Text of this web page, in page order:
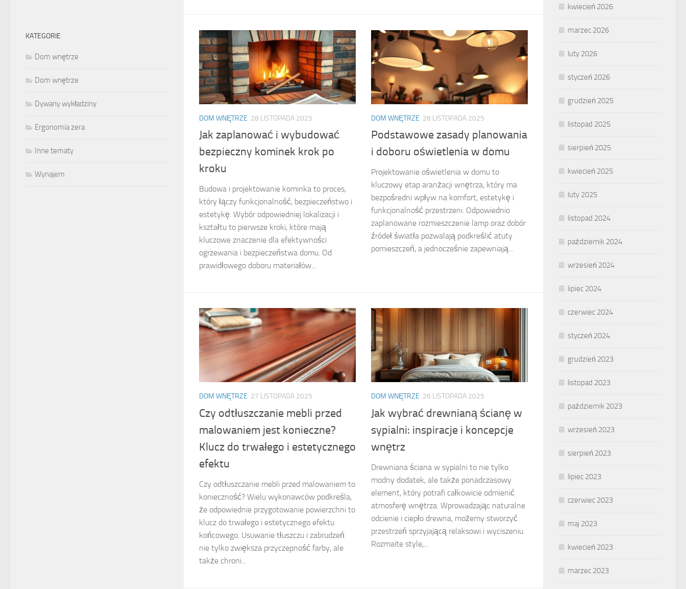
DOM WNĘTRZE 28 LISTOPADA 2025
Jak zaplanować i wybudować
bezpieczny kominek krok po
kroku
Budowa i projektowanie kominka to proces,
który łączy funkcjonalność, bezpieczeństwo i
estetykę. Wybór odpowiedniej lokalizacji i
kształtu to pierwsze kroki, które mają
kluczowe znaczenie dla efektywności
ogrzewania i bezpieczeństwa domu. Od
prawidłowego doboru materiałów...
DOM WNĘTRZE 28 LISTOPADA 2025
Podstawowe zasady planowania
i doboru oświetlenia w domu
Projektowanie oświetlenia w domu to
kluczowy etap aranżacji wnętrza, który ma
bezpośredni wpływ na komfort, estetykę i
funkcjonalność przestrzeni. Odpowiednio
zaplanowane rozmieszczenie lamp oraz dobór
źródeł światła pozwalają podkreślić atuty
pomieszczeń, a jednocześnie zapewniają...
DOM WNĘTRZE 27 LISTOPADA 2025
Czy odtłuszczanie mebli przed
malowaniem jest konieczne?
Klucz do trwałego i estetycznego
efektu
Czy odtłuszczanie mebli przed malowaniem to
konieczność? Wielu wykonawców podkreśla,
że odpowiednie przygotowanie powierzchni to
klucz do trwałego i estetycznego efektu
końcowego. Usuwanie tłuszczu i zabrudzeń
nie tylko zwiększa przyczepność farby, ale
także chroni...
DOM WNĘTRZE 26 LISTOPADA 2025
Jak wybrać drewnianą ścianę w
sypialni: inspiracje i koncepcje
wnętrz
Drewniana ściana w sypialni to nie tylko
modny dodatek, ale także ponadczasowy
element, który potrafi całkowicie odmienić
atmosferę wnętrza. Wprowadzając naturalne
odcienie i ciepło drewna, możemy stworzyć
przestrzeń sprzyjającą relaksowi i wyciszeniu.
Rozmaite style,...
KATEGORIE
Dom wnętrze
Dom wnętrze
Dywany wykładziny
Ergonomia zera
Inne tematy
Wynajem
kwiecień 2026
marzec 2026
luty 2026
styczeń 2026
grudzień 2025
listopad 2025
sierpień 2025
kwiecień 2025
luty 2025
listopad 2024
październik 2024
wrzesień 2024
lipiec 2024
czerwiec 2024
styczeń 2024
grudzień 2023
listopad 2023
październik 2023
wrzesień 2023
sierpień 2023
lipiec 2023
czerwiec 2023
maj 2023
kwiecień 2023
marzec 2023